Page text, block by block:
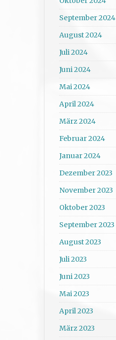
September 2024
August 2024
Juli 2024
Juni 2024
Mai 2024
April 2024
März 2024
Februar 2024
Januar 2024
Dezember 2023
November 2023
Oktober 2023
September 2023
August 2023
Juli 2023
Juni 2023
Mai 2023
April 2023
März 2023